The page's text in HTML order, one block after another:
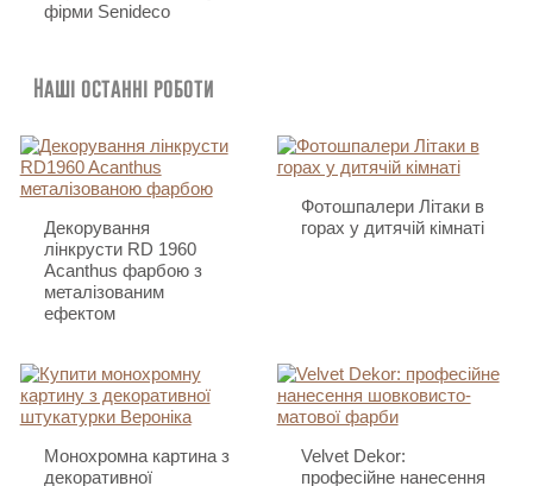
фірми Senideco
Наші останні роботи
Декорування
лінкрусти RD 1960
Acanthus фарбою з
металізованим
ефектом
Фотошпалери Літаки в
горах у дитячій кімнаті
Монохромна картина з
декоративної
Velvet Dekor:
професійне нанесення